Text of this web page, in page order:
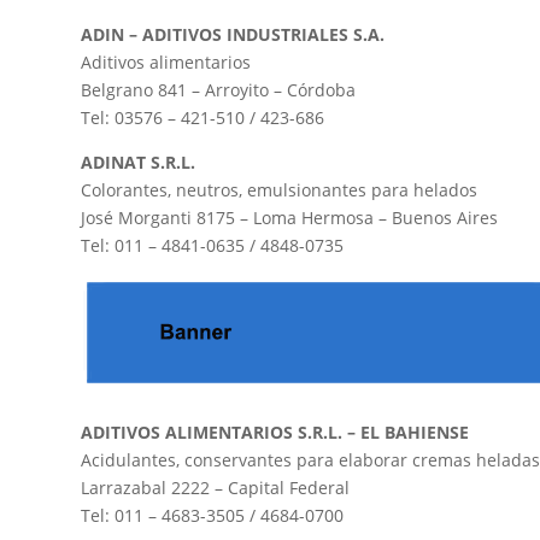
ADIN – ADITIVOS INDUSTRIALES S.A.
Aditivos alimentarios
Belgrano 841 – Arroyito – Córdoba
Tel: 03576 – 421-510 / 423-686
ADINAT S.R.L.
Colorantes, neutros, emulsionantes para helados
José Morganti 8175 – Loma Hermosa – Buenos Aires
Tel: 011 – 4841-0635 / 4848-0735
ADITIVOS ALIMENTARIOS S.R.L. – EL BAHIENSE
Acidulantes, conservantes para elaborar cremas heladas
Larrazabal 2222 – Capital Federal
Tel: 011 – 4683-3505 / 4684-0700